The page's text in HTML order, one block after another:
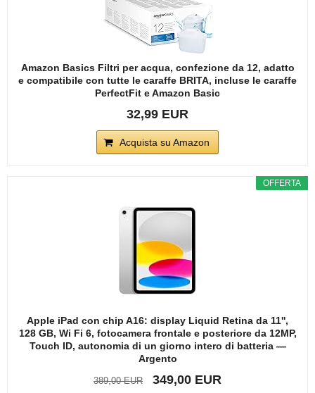
Amazon Basics Filtri per acqua, confezione da 12, adatto
e compatibile con tutte le caraffe BRITA, incluse le caraffe
PerfectFit e Amazon Basic
32,99 EUR
Acquista su Amazon
OFFERTA
Apple iPad con chip A16: display Liquid Retina da 11'',
128 GB, Wi Fi 6, fotocamera frontale e posteriore da 12MP,
Touch ID, autonomia di un giorno intero di batteria —
Argento
389,00 EUR 349,00 EUR